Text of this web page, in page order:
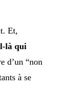
Et,
là qui
d’un “non
à se